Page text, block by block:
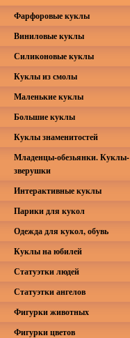
Фарфоровые куклы
Виниловые куклы
Силиконовые куклы
Куклы из смолы
Маленькие куклы
Большие куклы
Куклы знаменитостей
Младенцы-обезьянки. Куклы-
зверушки
Интерактивные куклы
Парики для кукол
Одежда для кукол, обувь
Куклы на юбилей
Статуэтки людей
Статуэтки ангелов
Фигурки животных
Фигурки цветов